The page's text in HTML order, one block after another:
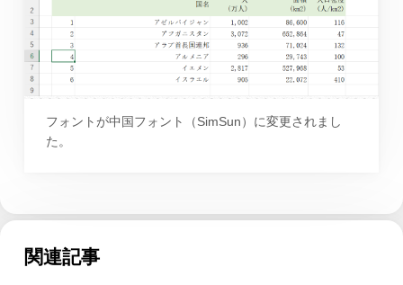
フォントが中国フォント（SimSun）に変更されまし
た。
関連記事